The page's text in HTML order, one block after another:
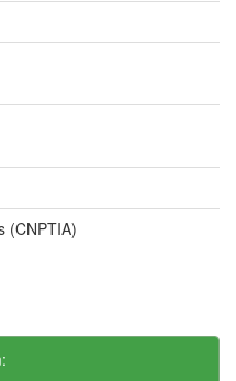
(CNPTIA)